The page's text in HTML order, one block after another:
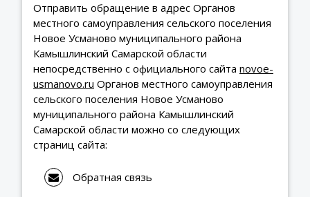
Отправить обращение в адрес Органов
местного самоуправления сельского поселения
Новое Усманово муниципального района
Камышлинский Самарской области
непосредственно с официального сайта novoe-
usmanovo.ru Органов местного самоуправления
сельского поселения Новое Усманово
муниципального района Камышлинский
Самарской области можно со следующих
страниц сайта:
Обратная связь